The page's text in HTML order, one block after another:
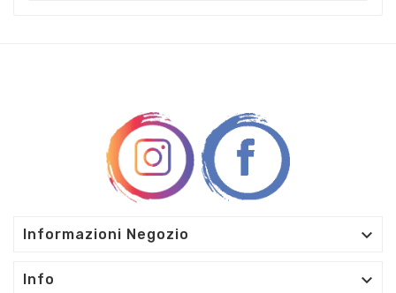
Informazioni Negozio 
Info 